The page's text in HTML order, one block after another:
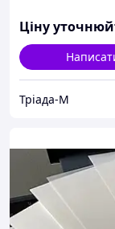
Ціну
Тріада-М